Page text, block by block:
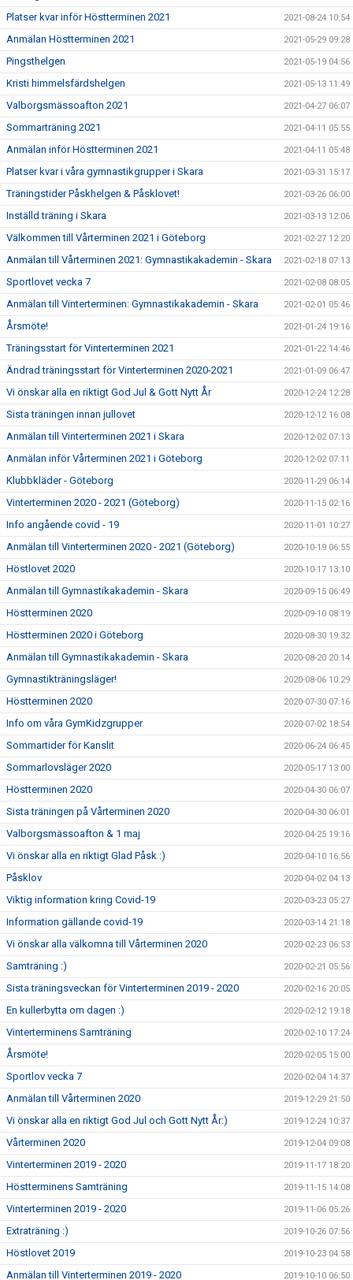
Platser kvar inför Höstterminen 2021 2021-08-24 10:54
Anmälan Höstterminen 2021 2021-05-29 09:28
Pingsthelgen 2021-05-19 04:56
Kristi himmelsfärdshelgen 2021-05-13 11:49
Valborgsmässoafton 2021 2021-04-27 06:07
Sommarträning 2021 2021-04-11 05:55
Anmälan inför Höstterminen 2021 2021-04-11 05:48
Platser kvar i våra gymnastikgrupper i Skara 2021-03-31 15:17
Träningstider Påskhelgen & Påsklovet! 2021-03-26 06:00
Inställd träning i Skara 2021-03-13 12:06
Välkommen till Vårterminen 2021 i Göteborg 2021-02-27 12:20
Anmälan till Vårterminen 2021: Gymnastikakademin - Skara 2021-02-18 07:13
Sportlovet vecka 7 2021-02-08 08:05
Anmälan till Vinterterminen: Gymnastikakademin - Skara 2021-02-01 05:46
Årsmöte! 2021-01-24 19:16
Träningsstart för Vinterterminen 2021 2021-01-22 14:46
Ändrad träningsstart för Vinterterminen 2020-2021 2021-01-09 06:47
Vi önskar alla en riktigt God Jul & Gott Nytt År 2020-12-24 12:28
Sista träningen innan jullovet 2020-12-12 16:08
Anmälan till Vinterterminen 2021 i Skara 2020-12-02 07:13
Anmälan inför Vårterminen 2021 i Göteborg 2020-12-02 07:11
Klubbkläder - Göteborg 2020-11-29 06:14
Vinterterminen 2020 - 2021 (Göteborg) 2020-11-15 02:16
Info angående covid - 19 2020-11-01 10:27
Anmälan till Vinterterminen 2020 - 2021 (Göteborg) 2020-10-19 06:55
Höstlovet 2020 2020-10-17 13:10
Anmälan till Gymnastikakademin - Skara 2020-09-15 06:49
Höstterminen 2020 2020-09-10 08:19
Höstterminen 2020 i Göteborg 2020-08-30 19:32
Anmälan till Gymnastikakademin - Skara 2020-08-20 20:14
Gymnastikträningsläger! 2020-08-06 10:29
Höstterminen 2020 2020-07-30 07:16
Info om våra GymKidzgrupper 2020-07-02 18:54
Sommartider för Kanslit 2020-06-24 06:45
Sommarlovsläger 2020 2020-05-17 13:00
Höstterminen 2020 2020-04-30 06:07
Sista träningen på Vårterminen 2020 2020-04-30 06:01
Valborgsmässoafton & 1 maj 2020-04-25 19:16
Vi önskar alla en riktigt Glad Påsk :) 2020-04-10 16:56
Påsklov 2020-04-02 04:13
Viktig information kring Covid-19 2020-03-23 05:27
Information gällande covid-19 2020-03-14 21:18
Vi önskar alla välkomna till Vårterminen 2020 2020-02-23 06:53
Samträning :) 2020-02-21 05:56
Sista träningsveckan för Vinterterminen 2019 - 2020 2020-02-16 20:05
En kullerbytta om dagen :) 2020-02-12 19:18
Vinterterminens Samträning 2020-02-10 17:24
Årsmöte! 2020-02-05 15:00
Sportlov vecka 7 2020-02-04 14:37
Anmälan till Vårterminen 2020 2019-12-29 21:50
Vi önskar alla en riktigt God Jul och Gott Nytt År:) 2019-12-24 10:37
Vårterminen 2020 2019-12-04 09:08
Vinterterminen 2019 - 2020 2019-11-17 18:20
Höstterminens Samträning 2019-11-15 14:08
Vinterterminen 2019 - 2020 2019-11-06 05:26
Extraträning :) 2019-10-26 07:56
Höstlovet 2019 2019-10-23 04:58
Anmälan till Vinterterminen 2019 - 2020 2019-10-10 06:50